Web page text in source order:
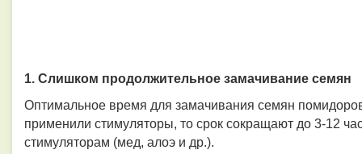
1. Слишком продолжительное замачивание семян
Оптимальное время для замачивания семян
применили стимуляторы, то срок сокращают до 3-12
стимуляторам (мед, алоэ и др.).